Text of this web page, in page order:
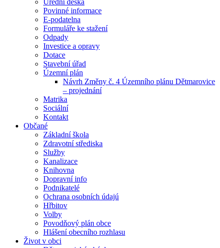
Úřední deska
Povinné informace
E-podatelna
Formuláře ke stažení
Odpady
Investice a opravy
Dotace
Stavební úřad
Územní plán
Návrh Změny č. 4 Územního plánu Dětmarovice
– projednání
Matrika
Sociální
Kontakt
Občané
Základní škola
Zdravotní střediska
Služby
Kanalizace
Knihovna
Dopravní info
Podnikatelé
Ochrana osobních údajú
Hřbitov
Volby
Povodňový plán obce
Hlášení obecního rozhlasu
Život v obci